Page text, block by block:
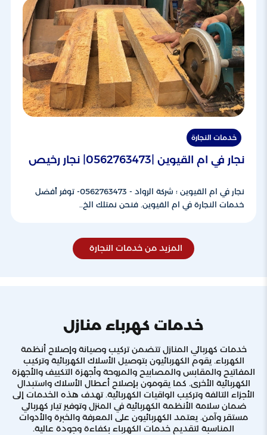
خدمات النجارة
نجار في ام القيوين |0562763473| نجار رخيص
نجار في ام القيوين ؛ شركة الرواد - 0562763473- توفر أفضل
خدمات النجارة في ام القيوين. فنحن نمتلك الخ..
المزيد من خدمات النجارة
خدمات كهرباء منازل
خدمات كهربائي المنازل تتضمن تركيب وصيانة وإصلاح أنظمة
الكهرباء. يقوم الكهربائيون بتوصيل الأسلاك الكهربائية وتركيب
المفاتيح والمقابس والمصابيح والمروحة وأجهزة التكييف والأجهزة
الكهربائية الأخرى. كما يقومون بإصلاح أعطال الأسلاك واستبدال
الأجزاء التالفة وتركيب الواقيات الكهربائية. تهدف هذه الخدمات إلى
ضمان سلامة الأنظمة الكهربائية في المنزل وتوفير تيار كهربائي
مستقر وآمن. يعتمد الكهربائيون على المعرفة والخبرة والأدوات
المناسبة لتقديم خدمات الكهرباء بكفاءة وجودة عالية.